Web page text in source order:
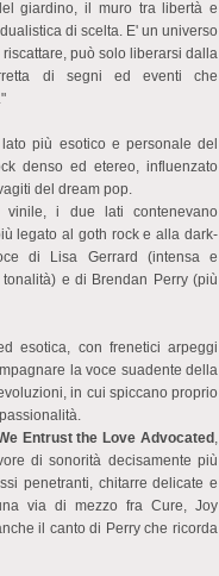
giardino, il muro tra libertà e
di scelta. E' un universo
può solo liberarsi dalla
di segni ed eventi che
più esotico e personale del
denso ed etereo, influenzato
del dream pop.
vinile, i due lati contenevano
legato al goth rock e alla dark-
di Lisa Gerrard (intensa e
e di Brendan Perry (più
esotica, con frenetici arpeggi
la voce suadente della
in cui spiccano proprio
Entrust the Love Advocated ,
di sonorità decisamente più
penetranti, chitarre delicate e
via di mezzo fra Cure, Joy
il canto di Perry che ricorda